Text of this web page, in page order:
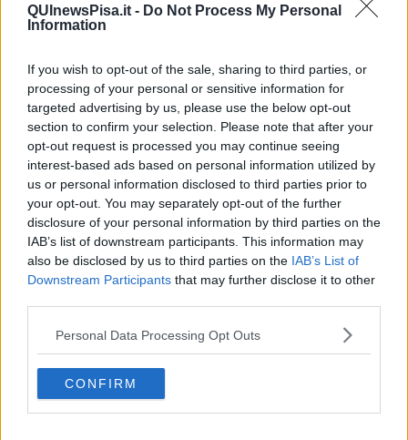
QUInewsPisa.it - Do Not Process My Personal
Information
If you wish to opt-out of the sale, sharing to third parties, or
processing of your personal or sensitive information for
targeted advertising by us, please use the below opt-out
section to confirm your selection. Please note that after your
opt-out request is processed you may continue seeing
interest-based ads based on personal information utilized by
us or personal information disclosed to third parties prior to
your opt-out. You may separately opt-out of the further
disclosure of your personal information by third parties on the
IAB’s list of downstream participants. This information may
also be disclosed by us to third parties on the IAB’s List of
Downstream Participants that may further disclose it to other
Personal Data Processing Opt Outs
CONFIRM
Ci tengo a rassicurare i cittadini , con la massima trasparenza
ma con fermezza nel volersmentire notizie allarmistiche prive di
fondamento- ha spiegato l'assessora pisanaElena Del Rosso
delegata all'Ambiente - Arpat ha confermato che le rilevazioni
effettuate continuano a evidenziare valori di Pm10, Pm2,5 e degli
altri parametri monitorati
ampiamente al di sotto dei limiti di
, senza criticità rilevate per il territorio comunale di
Pisa. Comprendiamo le preoccupazioni dei cittadini ed è giusto che
vengano poste domande e richieste informazioni. Invitiamo tutti ad
affidarsi alle comunicazioni ufficiali delle istituzioni e degli enti
preposti ai controlli ambientali".
"In questa fase serve rigore, responsabilità e attenzione ai dati
assoluta e continueremo a seguire con la massima attenzione ogni
sviluppo della situazione e prendere decisioni sulla base dei dati
scientifici forniti dagli organismi tecnici competenti - ha concluso -
per Pisa resta in vigore l’ordinanza comunale dell’8 Giugno
che dispone, in via precauzionale, di lavare accuratamente con
abbondante acqua corrente tutta la frutta e la verdura coltivata